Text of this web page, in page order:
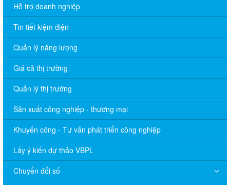
Hỗ trợ doanh nghiệp
Tin tiết kiệm điện
Quản lý năng lượng
Giá cả thị trường
Quản lý thị trường
Sản xuất công nghiệp - thương mại
Khuyến công - Tư vấn phát triển công nghiệp
Lấy ý kiến dự thảo VBPL
Chuyển đổi số